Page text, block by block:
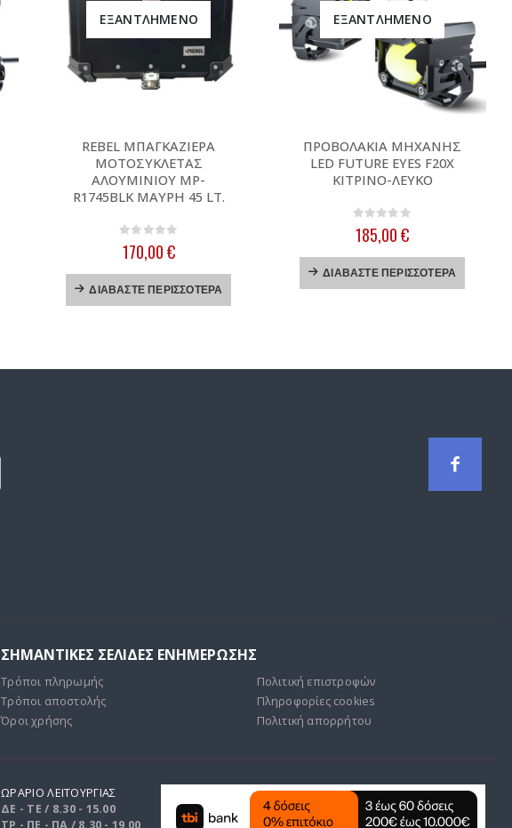
ΕΞΑΝΤΛΗΜΈΝΟ
REBEL ΜΠΑΓΚΑΖΙΕΡΑ
ΜΟΤΟΣΥΚΛΕΤΑΣ
ΑΛΟΥΜΙΝΙΟΥ MP-
R1745BLK ΜΑΥΡΗ 45 LT.
170,00€
ΔΙΑΒΆΣΤΕ ΠΕΡΙΣΣΌΤΕΡΑ
ΕΞΑΝΤΛΗΜΈΝΟ
ΠΡΟΒΟΛΑΚΙΑ ΜΗΧΑΝΗΣ
LED FUTURE EYES F20X
ΚΙΤΡΙΝΟ-ΛΕΥΚΟ
185,00€
ΔΙΑΒΆΣΤΕ ΠΕΡΙΣΣΌΤΕΡΑ
ΣΗΜΑΝΤΙΚΕΣ ΣΕΛΙΔΕΣ ΕΝΗΜΕΡΩΣΗΣ
Τρόποι πληρωμής
Τρόποι αποστολής
Όροι χρήσης
Πολιτική επιστροφών
Πληροφορίες cookies
Πολιτική απορρήτου
ΩΡΑΡΙΟ ΛΕΙΤΟΥΡΓΙΑΣ
ΔΕ - ΤΕ / 8.30 - 15.00
ΤΡ - ΠΕ - ΠΑ / 8.30 - 19.00